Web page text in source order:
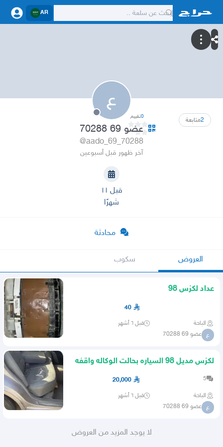
AR
ع
2متابعة 0تقييم
عضو 69 70288
@aado_69_70288
آخر ظهور قبل أسبوعين
قبل ١١
شهرًا
محادثة
العروض سكوب
عداد لكزس 98
40
الباحة قبل ٦ أشهر
ع عضو 69 70288
لكزس مديل 98 السياره بحالت الوكاله واقفه
4سنين البيع 20الف
5
20,000
الباحة قبل ٦ أشهر
ع عضو 69 70288
لا يوجد المزيد من العروض